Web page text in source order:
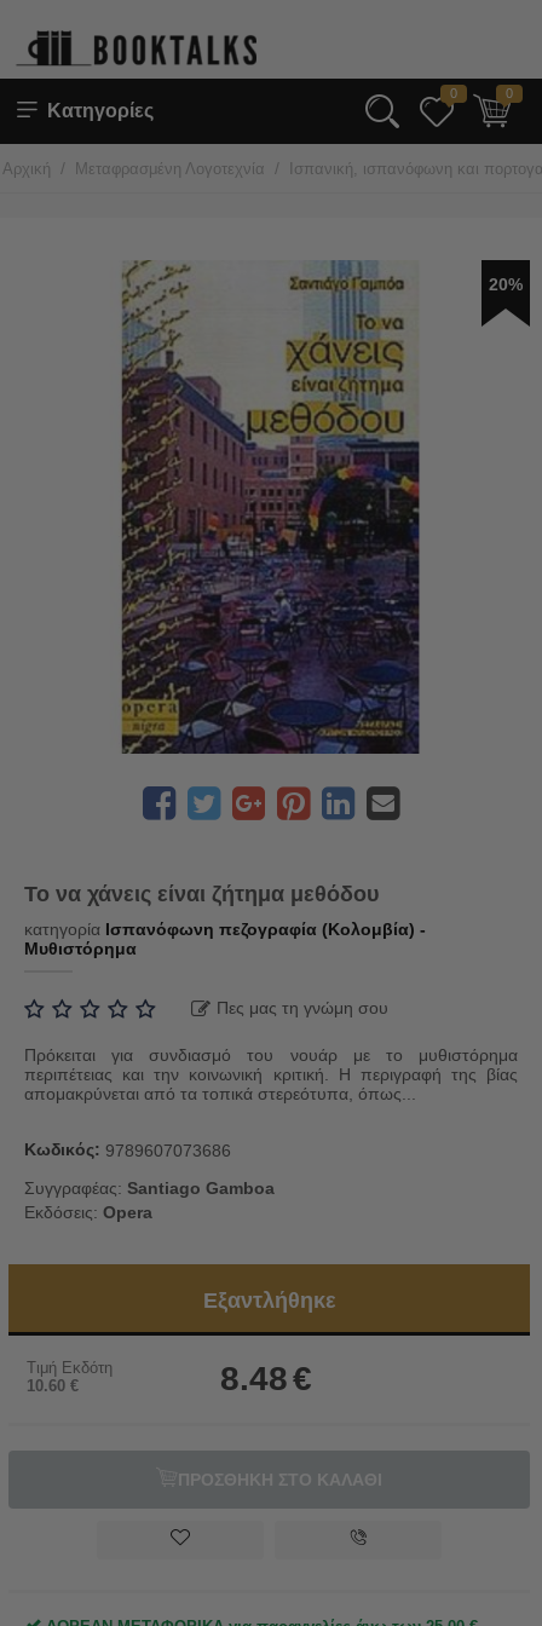
Κατηγορίες
0 0
Αρχική / Μεταφρασμένη Λογοτεχνία / Ισπανική, ισπανόφωνη και
20%
Το να χάνεις είναι ζήτημα μεθόδου
κατηγορία Ισπανόφωνη πεζογραφία (Κολομβία) -
Μυθιστόρημα
Πες μας τη γνώμη σου
Πρόκειται για συνδιασμό του νουάρ με το μυθιστόρημα
περιπέτειας και την κοινωνική κριτική. Η περιγραφή της βίας
απομακρύνεται από τα τοπικά στερεότυπα, όπως...
Κωδικός: 9789607073686
Συγγραφέας: Santiago Gamboa
Εκδόσεις: Opera
Εξαντλήθηκε
Τιμή Εκδότη
10.60 € 8.48€
ΠΡΟΣΘΗΚΗ ΣΤΟ ΚΑΛΑΘΙ